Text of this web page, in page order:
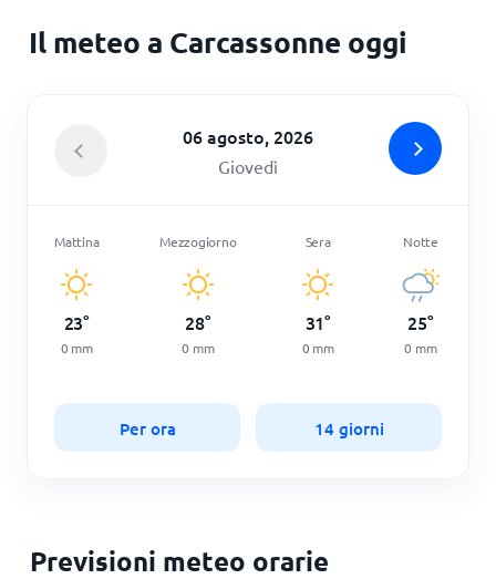
Il meteo a Carcassonne oggi
06 agosto, 2026
Giovedì
Mattina
23°
0 mm
Mezzogiorno
28°
0 mm
Sera
31°
0 mm
Notte
25°
0 mm
Per ora 14 giorni
Previsioni meteo orarie